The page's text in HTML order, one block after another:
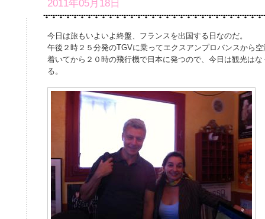
2011年05月18日
今日は旅もいよいよ終盤、フランスを出国する日なのだ。
午後２時２５分発のTGVに乗ってエクスアンプロバンスから
着いてから２０時の飛行機で日本に発つので、今日は観光は
る。